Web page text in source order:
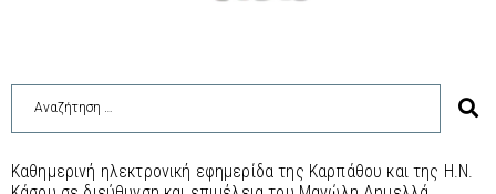
Καθημερινή ηλεκτρονική εφημερίδα της Καρπάθου και της Η.Ν.